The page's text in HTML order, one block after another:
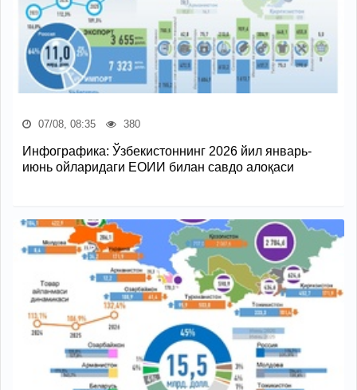
07/08, 08:35 380
Инфографика: Ўзбекистоннинг 2026 йил январь-
июнь ойларидаги ЕОИИ билан савдо алоқаси